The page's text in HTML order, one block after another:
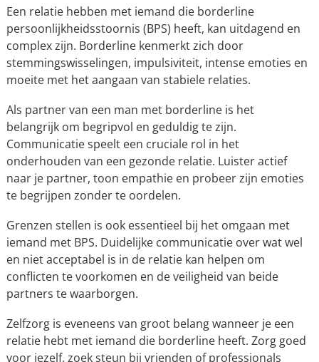
Een relatie hebben met iemand die borderline
persoonlijkheidsstoornis (BPS) heeft, kan uitdagend en
complex zijn. Borderline kenmerkt zich door
stemmingswisselingen, impulsiviteit, intense emoties en
moeite met het aangaan van stabiele relaties.
Als partner van een man met borderline is het
belangrijk om begripvol en geduldig te zijn.
Communicatie speelt een cruciale rol in het
onderhouden van een gezonde relatie. Luister actief
naar je partner, toon empathie en probeer zijn emoties
te begrijpen zonder te oordelen.
Grenzen stellen is ook essentieel bij het omgaan met
iemand met BPS. Duidelijke communicatie over wat wel
en niet acceptabel is in de relatie kan helpen om
conflicten te voorkomen en de veiligheid van beide
partners te waarborgen.
Zelfzorg is eveneens van groot belang wanneer je een
relatie hebt met iemand die borderline heeft. Zorg goed
voor jezelf, zoek steun bij vrienden of professionals